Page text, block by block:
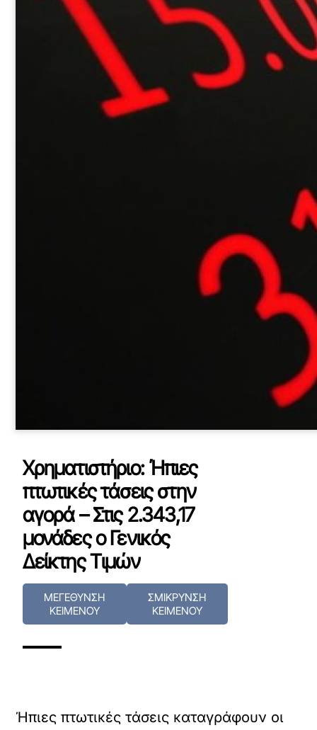
Χρηματιστήριο: Ήπιες
πτωτικές τάσεις στην
αγορά – Στις 2.343,17
μονάδες ο Γενικός
Δείκτης Τιμών
ΜΕΓΕΘΥΝΣΗ
ΚΕΙΜΕΝΟΥ
ΣΜΙΚΡΥΝΣΗ
ΚΕΙΜΕΝΟΥ
Ήπιες πτωτικές τάσεις καταγράφουν οι